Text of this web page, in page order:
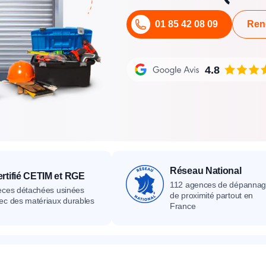
Devis gratuit Contact
Catalogue Devis gratuit Contact
Catalogue Devis gratuit Contact
01 85 42 08 09
4.8
CETIM et RGE
détachées usinées
des matériaux durables
Réseau National
112 agences de
de proximité partout en
France